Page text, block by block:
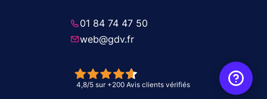
01 84 74 47 50
web@gdv.fr